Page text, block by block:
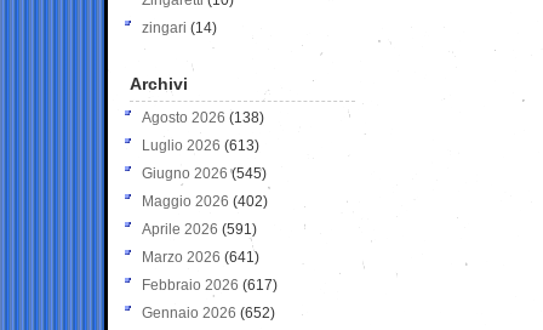
zingari (14)
Archivi
Agosto 2026 (138)
Luglio 2026 (613)
Giugno 2026 (545)
Maggio 2026 (402)
Aprile 2026 (591)
Marzo 2026 (641)
Febbraio 2026 (617)
Gennaio 2026 (652)